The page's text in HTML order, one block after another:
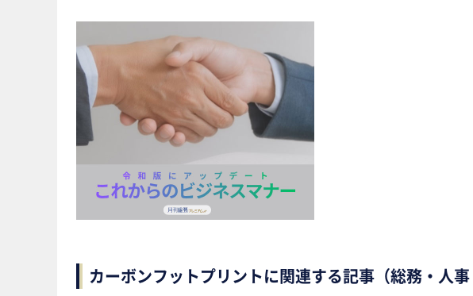
カーボンフットプリントに関連する記事（総務・人